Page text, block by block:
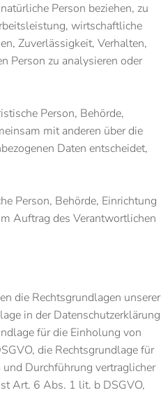
Person beziehen, zu
wirtschaftliche
Zuverlässigkeit, Verhalten,
Person zu analysieren oder
Person, Behörde,
mit anderen über die
Daten entscheidet,
Person, Behörde, Einrichtung
Auftrag des Verantwortlichen
die Rechtsgrundlagen unserer
in der Datenschutzerklärung
für die Einholung von
die Rechtsgrundlage für
Durchführung vertraglicher
Art. 6 Abs. 1 lit. b DSGVO,